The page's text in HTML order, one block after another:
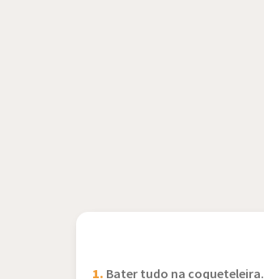
1. Bater tudo na coqueteleira.